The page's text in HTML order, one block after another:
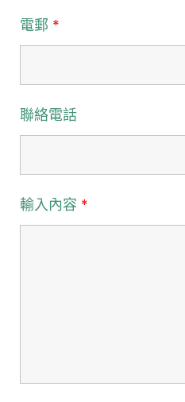
電郵 *
聯絡電話
輸入內容 *